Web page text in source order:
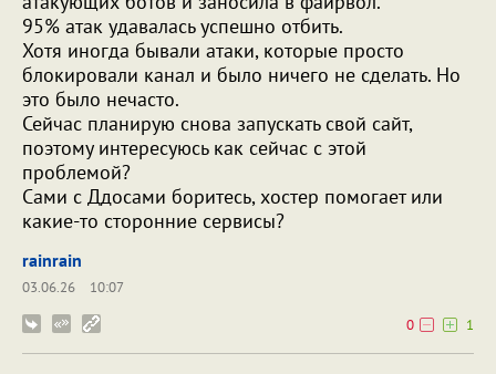
95% атак удавалась успешно отбить.
Хотя иногда бывали атаки, которые просто
блокировали канал и было ничего не сделать. Но
это было нечасто.
Сейчас планирую снова запускать свой сайт,
поэтому интересуюсь как сейчас с этой
проблемой?
Сами с Ддосами боритесь, хостер помогает или
какие-то сторонние сервисы?
rainrain
03.06.26
10:07
0
1